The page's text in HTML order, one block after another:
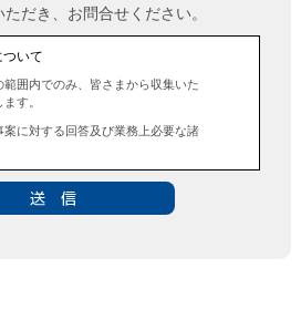
だき、お問合せください。
いて
囲内でのみ、皆さまから収集いた
す。
案に対する回答及び業務上必要な諸
について